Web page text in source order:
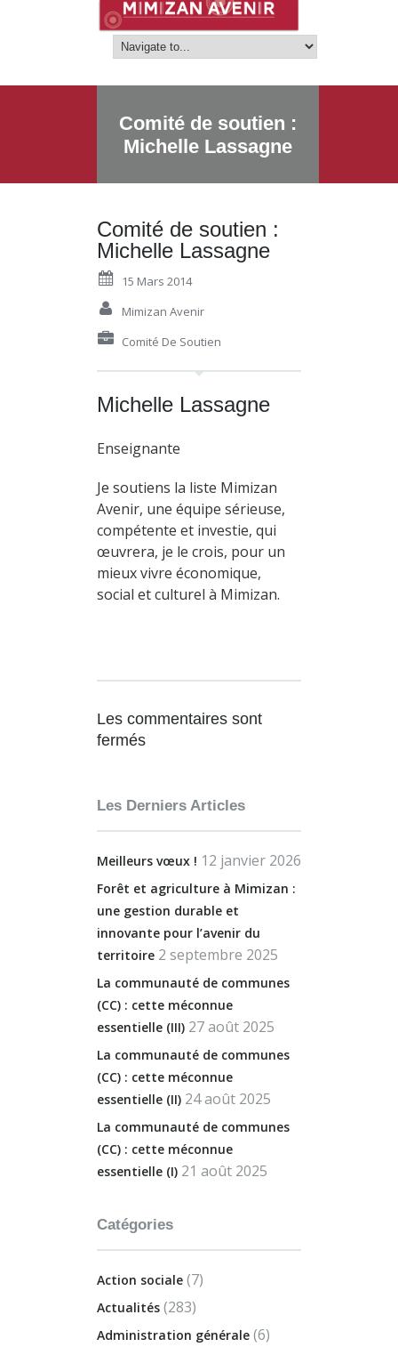
Comité de soutien :
Michelle Lassagne
Comité de soutien :
Michelle Lassagne
15 Mars 2014
Mimizan Avenir
Comité De Soutien
Michelle Lassagne
Enseignante
Je soutiens la liste Mimizan
Avenir, une équipe sérieuse,
compétente et investie, qui
œuvrera, je le crois, pour un
mieux vivre économique,
social et culturel à Mimizan.
Les commentaires sont
fermés
Les Derniers Articles
Meilleurs vœux ! 12 janvier 2026
Forêt et agriculture à Mimizan :
une gestion durable et
innovante pour l’avenir du
territoire 2 septembre 2025
La communauté de communes
(CC) : cette méconnue
essentielle (III) 27 août 2025
La communauté de communes
(CC) : cette méconnue
essentielle (II) 24 août 2025
La communauté de communes
(CC) : cette méconnue
essentielle (I) 21 août 2025
Catégories
Action sociale (7)
Actualités (283)
Administration générale (6)